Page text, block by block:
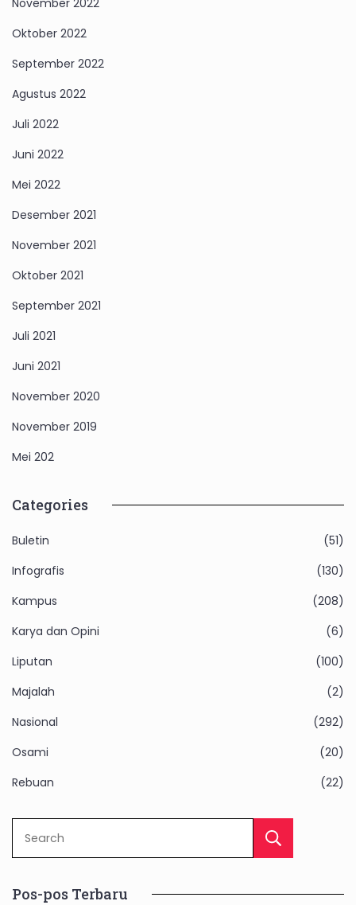
November 2022
Oktober 2022
September 2022
Agustus 2022
Juli 2022
Juni 2022
Mei 2022
Desember 2021
November 2021
Oktober 2021
September 2021
Juli 2021
Juni 2021
November 2020
November 2019
Mei 202
Categories
Buletin
(51)
Infografis
(130)
Kampus
(208)
Karya dan Opini
(6)
Liputan
(100)
Majalah
(2)
Nasional
(292)
Osami
(20)
Rebuan
(22)
Pos-pos Terbaru